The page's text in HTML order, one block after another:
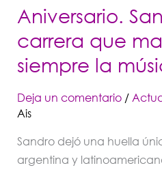
Aniversario.
carrera que
siempre la
Deja un comentario /
Ais
Sandro dejó una huella
argentina y
la
música
argentina